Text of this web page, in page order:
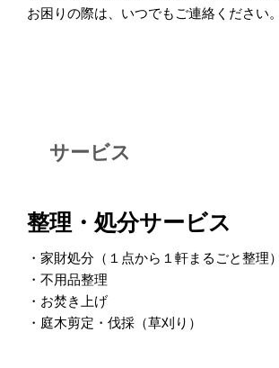
お困りの際は、いつでもご連絡ください。
サービス
整理・処分サービス
・家財処分（１点から１軒まるごと整理）
・不用品整理
・お焚き上げ
・庭木剪定・伐採（草刈り）